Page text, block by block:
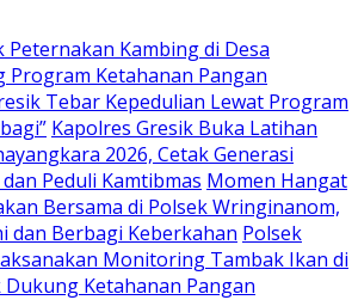
Peternakan Kambing di Desa
Program Ketahanan Pangan
Tebar Kepedulian Lewat Program
Kapolres Gresik Buka Latihan
2026, Cetak Generasi
Peduli Kamtibmas Momen Hangat
Bersama di Polsek Wringinanom,
dan Berbagi Keberkahan Polsek
Monitoring Tambak Ikan di
Ketahanan Pangan